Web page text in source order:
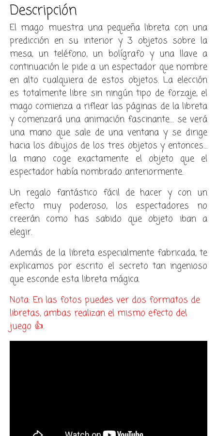
Descripción
El mago muestra una pequeña libreta con una
predicción en su interior y 3 objetos sobre la
mesa, un teléfono, un bolígrafo y una llave a
continuación le pide a un espectador que nombre
en alto cualquiera de estos objetos. La elección
es totalmente libre sin ningún tipo de forzaje, el
mago comienza a riflear las páginas de la libreta
y comenzará una animación fascinante… se verá
una mano que sale de una ventana y se dirige
hacia los dibujos de los tres objetos y entonces…
la mano coge exactamente el objeto que el
espectador había nombrado anteriormente.
Un regalo fantástico fácil de hacer y con un
efecto muy poderoso, los espectadores no
creerán como has sabido que objeto iban a
elegir.
Además de la libreta especialmente fabricada, te
explicamos por escrito el secreto tan ingenioso
que esconde esta libreta mágica.
Nota: En las fotos puedes ver dos formatos de
libretas, ambas realizan el mismo efecto del
juego 👍.